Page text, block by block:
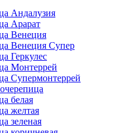
Андалузия
Арарат
Венеция
Венеция Супер
Геркулес
Монтеррей
Супермонтеррей
белая
желтая
зеленая